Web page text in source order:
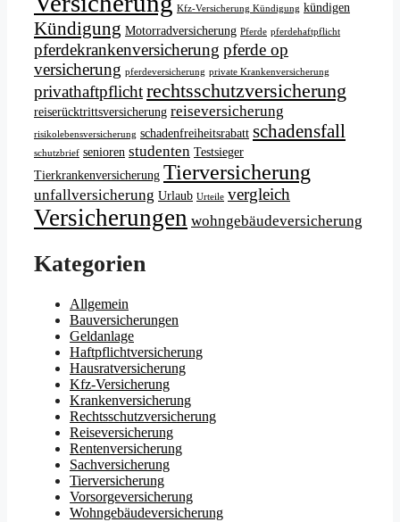
Kfz-Versicherung Kündigung kündigen
Kündigung Motorradversicherung Pferde pferdehaftpflicht
pferdekrankenversicherung pferde op
versicherung pferdeversicherung private Krankenversicherung
privathaftpflichtrechtsschutzversicherung
reiserücktrittsversicherung reiseversicherung
risikolebensversicherung schadenfreiheitsrabatt schadensfall
schutzbrief senioren studenten Testsieger
Tierkrankenversicherung Tierversicherung
unfallversicherung Urlaub Urteile vergleich
Versicherungen wohngebäudeversicherung
Kategorien
Allgemein
Bauversicherungen
Geldanlage
Haftpflichtversicherung
Hausratversicherung
Kfz-Versicherung
Krankenversicherung
Rechtsschutzversicherung
Reiseversicherung
Rentenversicherung
Sachversicherung
Tierversicherung
Vorsorgeversicherung
Wohngebäudeversicherung